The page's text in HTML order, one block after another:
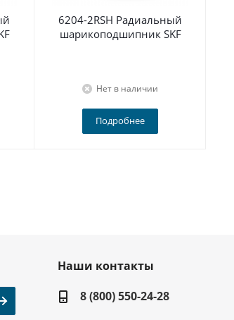
6204-2RSH Радиальный
шарикоподшипник SKF
Нет в наличии
Подробнее
Наши контакты
8 (800) 550-24-28